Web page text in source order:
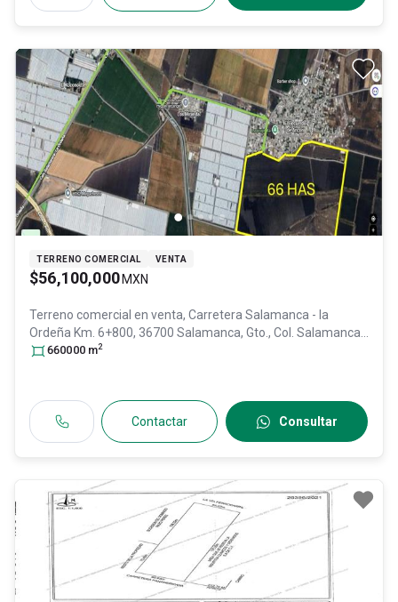
TERRENO COMERCIAL VENTA
$56,100,000 MXN
Terreno comercial en venta, Carretera Salamanca - la
Ordeña Km. 6+800, 36700 Salamanca, Gto., Col. Salamanca
Centro,Salamanca
660000 m2
Contactar Consultar